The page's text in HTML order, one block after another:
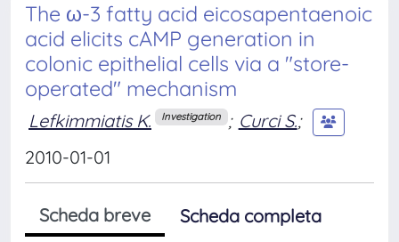
The ω-3 fatty acid eicosapentaenoic
acid elicits cAMP generation in
colonic epithelial cells via a "store-
operated" mechanism
Lefkimmiatis K. Investigation ; Curci S.;
2010-01-01
Scheda breve
Scheda completa